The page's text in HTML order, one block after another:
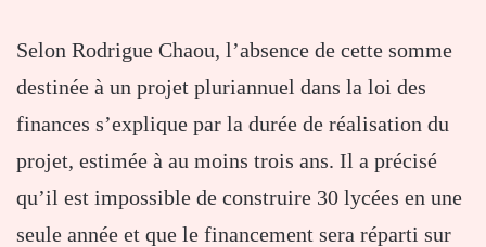
Selon Rodrigue Chaou, l’absence de cette somme
destinée à un projet pluriannuel dans la loi des
finances s’explique par la durée de réalisation du
projet, estimée à au moins trois ans. Il a précisé
qu’il est impossible de construire 30 lycées en une
seule année et que le financement sera réparti sur